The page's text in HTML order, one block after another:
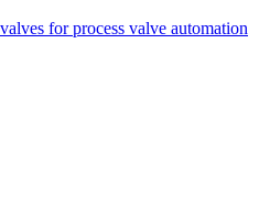
for process valve automation